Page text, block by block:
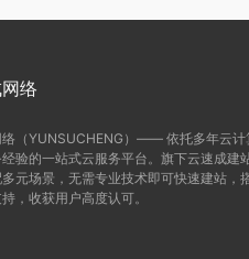
络
络（YUNSUCHENG）—— 依托多年云计
验的一站式云服务平台。旗下云速成建
元场景，无需专业技术即可快速建站，
，收获用户高度认可。